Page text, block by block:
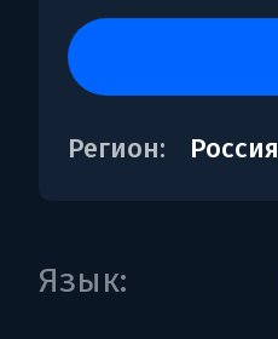
Регион: Россия
Язык: